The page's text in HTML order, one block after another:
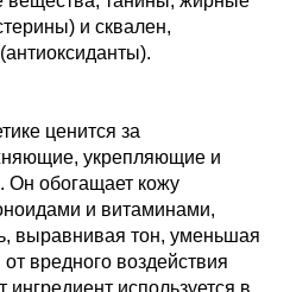
и сквален,
ценится за
укрепляющие и
Он обогащает кожу
и витаминами,
выравнивая тон, уменьшая
вредного воздействия